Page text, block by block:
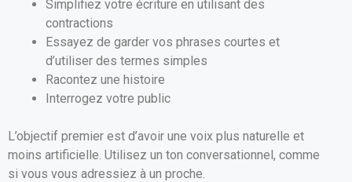
Simplifiez votre écriture en utilisant des
contractions
Essayez de garder vos phrases courtes et
d’utiliser des termes simples
Racontez une histoire
Interrogez votre public
L’objectif premier est d’avoir une voix plus naturelle et
moins artificielle. Utilisez un ton conversationnel, comme
si vous vous adressiez à un proche.